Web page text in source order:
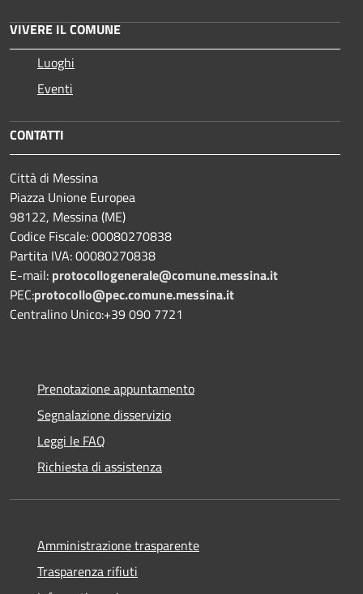
VIVERE IL COMUNE
Luoghi
Eventi
CONTATTI
Città di Messina
Piazza Unione Europea
98122, Messina (ME)
Codice Fiscale: 00080270838
Partita IVA: 00080270838
E-mail: protocollogenerale@comune.messina.it
PEC:protocollo@pec.comune.messina.it
Centralino Unico:+39 090 7721
Prenotazione appuntamento
Segnalazione disservizio
Leggi le FAQ
Richiesta di assistenza
Amministrazione trasparente
Trasparenza rifiuti